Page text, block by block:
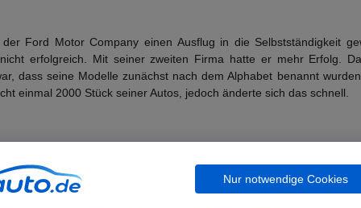
Ford Motor Company einen Ausflug in die Selbstständigkeit
erfolgreich. Mit seiner zweiten Firma hatte er mehr Erfolg.
dass seine Modelle zunächst nach dem Alphabet benannt
einmal 2000 Stück seiner Autos, jedoch änderte sich das schnell.
begann der Erfolg. Hier entstanden moderne
Erfolg war jedoch nur von kurzer Dauer und so kam es, dass
der Produktion von Traktoren wurden neue Geschäftsfelder
Nur notwendige Cookies